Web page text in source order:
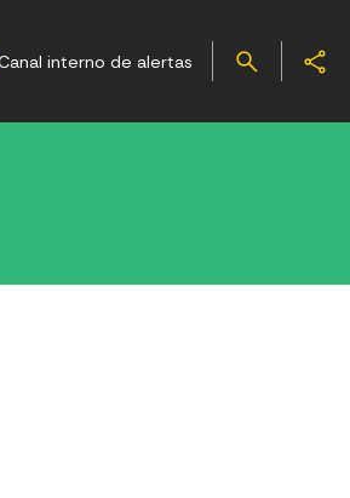
interno de alertas